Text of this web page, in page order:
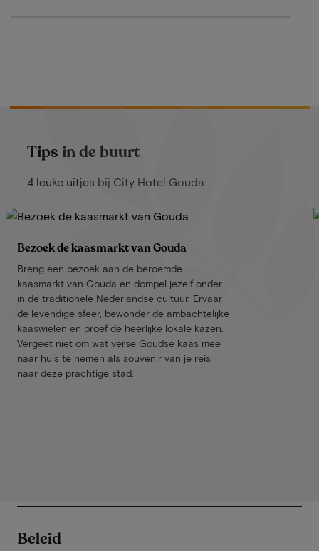
Tips in de buurt
4 leuke uitjes bij City Hotel Gouda
Bezoek de kaasmarkt van Gouda
Breng een bezoek aan de beroemde
kaasmarkt van Gouda en dompel jezelf onder
in de traditionele Nederlandse cultuur. Ervaar
de levendige sfeer, bewonder de ambachtelijke
kaaswielen en proef de heerlijke lokale kazen.
Vergeet niet om wat verse Goudse kaas mee
naar huis te nemen als souvenir van je reis
naar deze prachtige stad.
Beleid